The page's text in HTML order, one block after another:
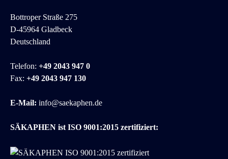
Bottroper Straße 275
D-45964 Gladbeck
Deutschland
Telefon: +49 2043 947 0
Fax: +49 2043 947 130
E-Mail: info@saekaphen.de
SÄKAPHEN ist ISO 9001:2015 zertifiziert: